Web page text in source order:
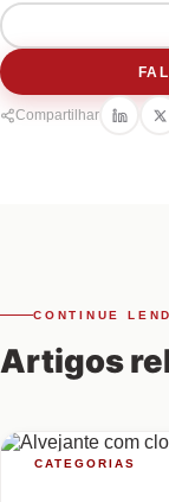
Compartilhar
CONTINUE
Artigos
CATEGORIAS